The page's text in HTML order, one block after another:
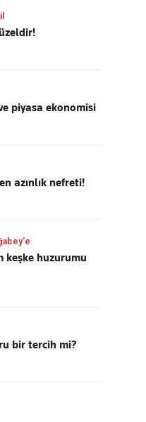
piyasa ekonomisi
azınlık nefreti!
keşke huzurumu
bir tercih mi?